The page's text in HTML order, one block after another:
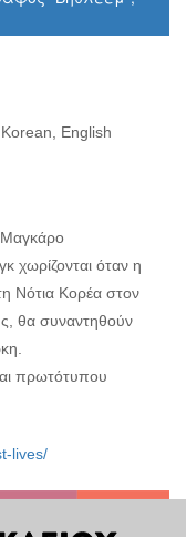
English
Μαγκάρο
χωρίζονται όταν η
Νότια Κορέα στον
θα συναντηθούν
πρωτότυπου
lives/